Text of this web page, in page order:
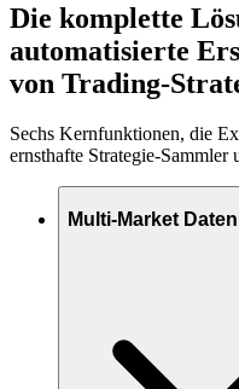
Die komplette
automatisierte
von Trading-
Sechs Kernfunktionen, die
ernsthafte Strategie-
Multi-Market